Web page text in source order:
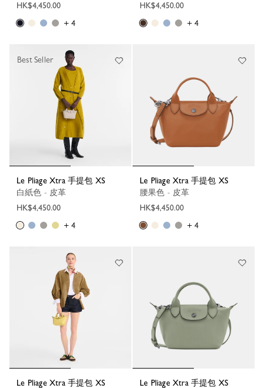
HK$4,450.00
+ 4
HK$4,450.00
+ 4
Le Pliage Xtra 手提包 XS
白紙色 - 皮革
HK$4,450.00
+ 4
Best Seller
Le Pliage Xtra 手提包 XS
腰果色 - 皮革
HK$4,450.00
+ 4
Le Pliage Xtra 手提包 XS
Le Pliage Xtra 手提包 XS